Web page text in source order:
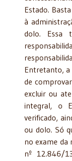
Estado.
à
dolo. Essa
Entretanto, a
de
excluir ou
integral, o
verificado,
ou dolo. Só
no exame da
nº 12.846/